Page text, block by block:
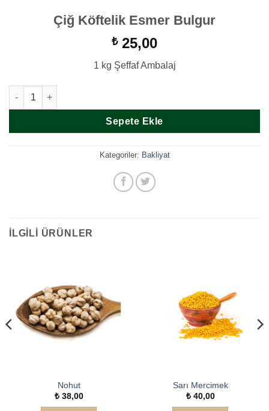
Çiğ Köftelik Esmer Bulgur
₺25,00
1 kg Şeffaf Ambalaj
Çiğ Köftelik Esmer Bulgur adet
Sepete Ekle
Kategoriler: Bakliyat
İLGILI ÜRÜNLER
Nohut
₺38,00
Sarı Mercimek
₺40,00